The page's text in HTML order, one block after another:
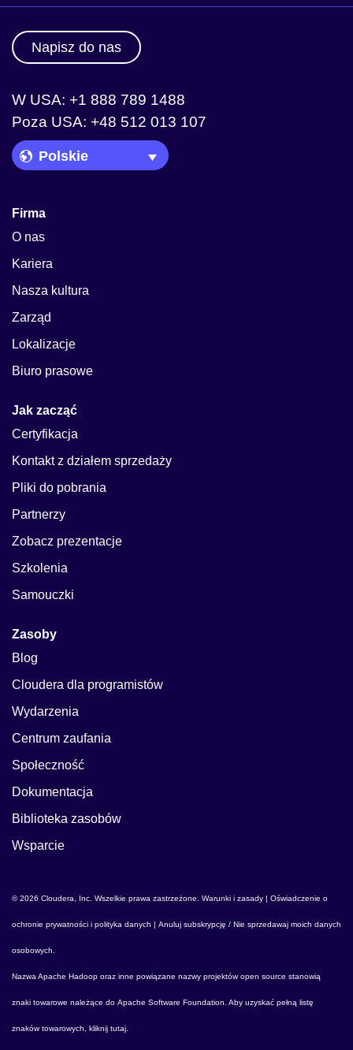
Napisz do nas
W USA: +1 888 789 1488
Poza USA: +48 512 013 107
Language Picker
Firma
O nas
Kariera
Nasza kultura
Zarząd
Lokalizacje
Biuro prasowe
Jak zacząć
Certyfikacja
Kontakt z działem sprzedaży
Pliki do pobrania
Partnerzy
Zobacz prezentacje
Szkolenia
Samouczki
Zasoby
Blog
Cloudera dla programistów
Wydarzenia
Centrum zaufania
Społeczność
Dokumentacja
Biblioteka zasobów
Wsparcie
© 2026 Cloudera, Inc. Wszelkie prawa zastrzeżone. Warunki i zasady | Oświadczenie o
ochronie prywatności i polityka danych | Anuluj subskrypcję / Nie sprzedawaj moich danych
osobowych.
NazwaApache Hadoop oraz inne powiązane nazwy projektów open source stanowią
znaki towarowe należące do Apache Software Foundation. Aby uzyskać pełną listę
znaków towarowych, kliknij tutaj.